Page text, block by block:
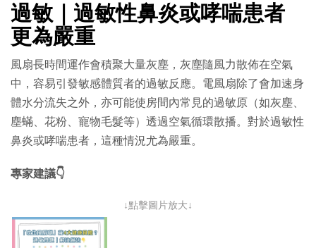
過敏｜過敏性鼻炎或哮喘患者
更為嚴重
風扇長時間運作會積聚大量灰塵，灰塵隨風力散佈在空氣
中，容易引發敏感體質者的過敏反應。電風扇除了會加速身
體水分流失之外，亦可能使房間內常見的過敏原（如灰塵、
塵蟎、花粉、寵物毛髮等）透過空氣循環散播。對於過敏性
鼻炎或哮喘患者，這種情況尤為嚴重。
專家建議👇
↓點擊圖片放大↓